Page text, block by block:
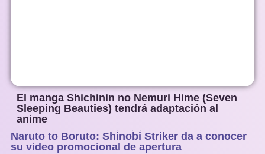
El manga Shichinin no Nemuri Hime (Seven
Sleeping Beauties) tendrá adaptación al
anime
Naruto to Boruto: Shinobi Striker da a conocer
su video promocional de apertura